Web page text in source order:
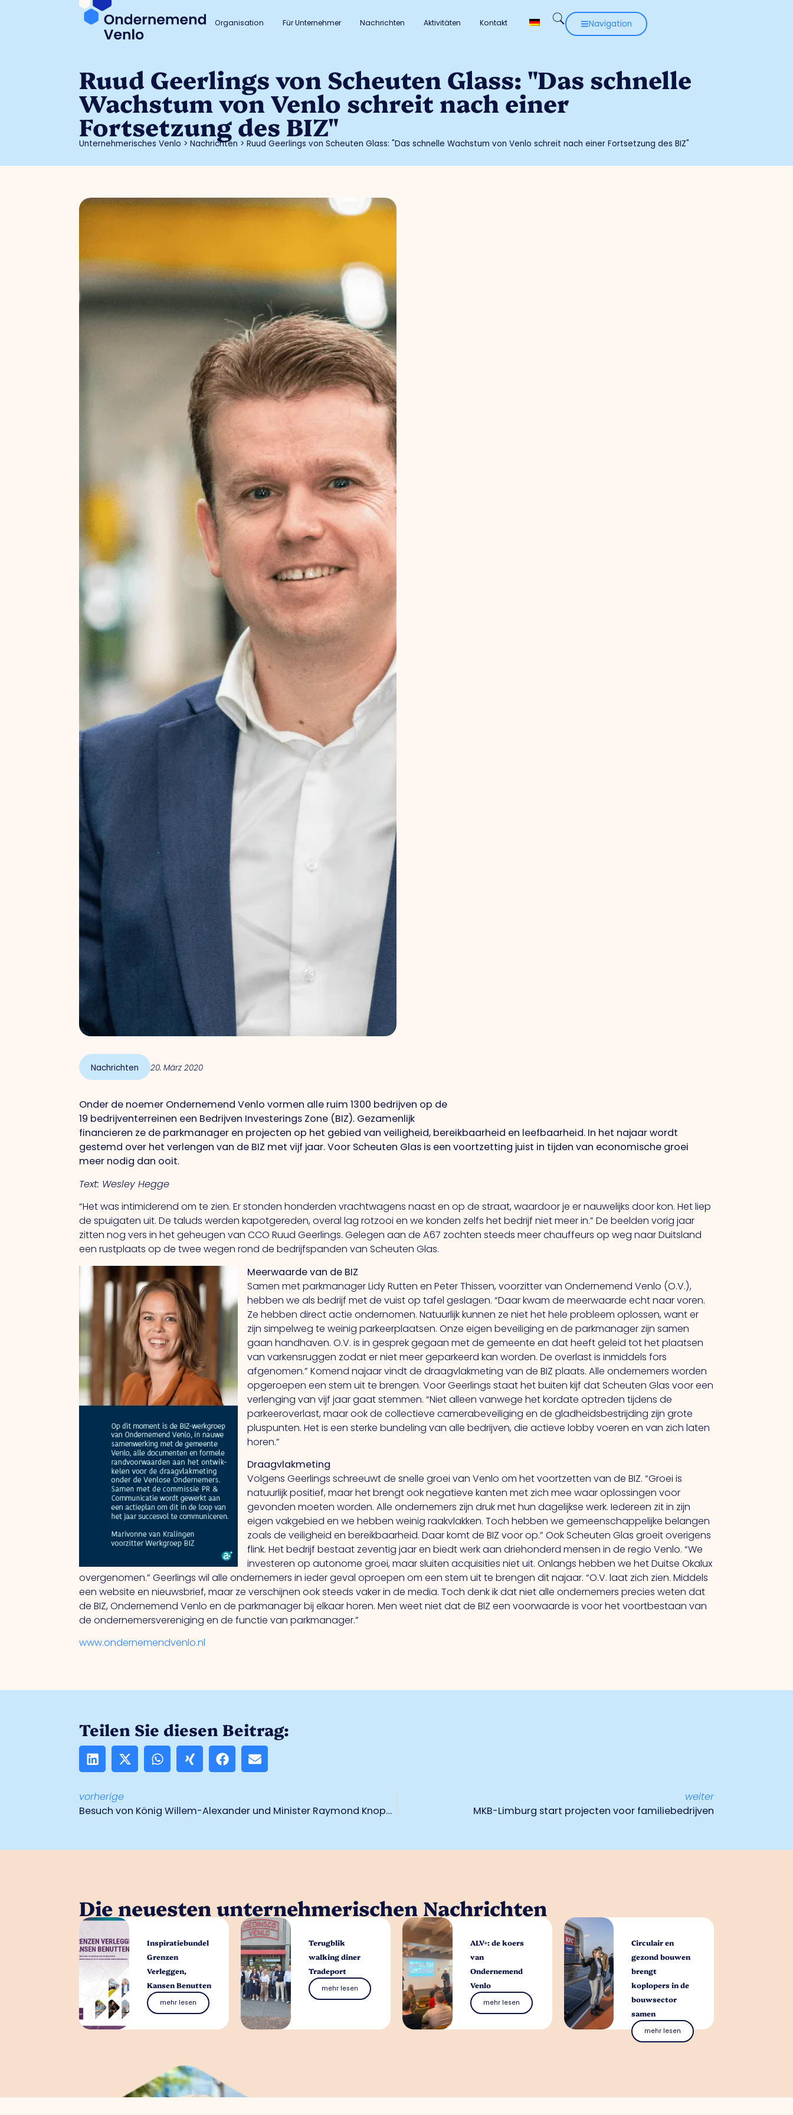
Organisation Für Unternehmer Nachrichten Aktivitäten Kontakt Navigation
Ruud Geerlings von Scheuten Glass: "Das schnelle
Wachstum von Venlo schreit nach einer
Fortsetzung des BIZ"
Unternehmerisches Venlo >Nachrichten >Ruud Geerlings von Scheuten Glass: "Das schnelle Wachstum von Venlo schreit nach einer Fortsetzung des BIZ"
Nachrichten 20. März 2020
Onder de noemer Ondernemend Venlo vormen alle ruim 1300 bedrijven op de
19 bedrijventerreinen een Bedrijven Investerings Zone (BIZ). Gezamenlijk
financieren ze de parkmanager en projecten op het gebied van veiligheid, bereikbaarheid en leefbaarheid. In het najaar wordt
gestemd over het verlengen van de BIZ met vijf jaar. Voor Scheuten Glas is een voortzetting juist in tijden van economische groei
meer nodig dan ooit.
Text: Wesley Hegge
“Het was intimiderend om te zien. Er stonden honderden vrachtwagens naast en op de straat, waardoor je er nauwelijks door kon. Het liep
de spuigaten uit. De taluds werden kapotgereden, overal lag rotzooi en we konden zelfs het bedrijf niet meer in.” De beelden vorig jaar
zitten nog vers in het geheugen van CCO Ruud Geerlings. Gelegen aan de A67 zochten steeds meer chauffeurs op weg naar Duitsland
een rustplaats op de twee wegen rond de bedrijfspanden van Scheuten Glas.
Meerwaarde van de BIZ
Samen met parkmanager Lidy Rutten en Peter Thissen, voorzitter van Ondernemend Venlo (O.V.),
hebben we als bedrijf met de vuist op tafel geslagen. “Daar kwam de meerwaarde echt naar voren.
Ze hebben direct actie ondernomen. Natuurlijk kunnen ze niet het hele probleem oplossen, want er
zijn simpelweg te weinig parkeerplaatsen. Onze eigen beveiliging en de parkmanager zijn samen
gaan handhaven. O.V. is in gesprek gegaan met de gemeente en dat heeft geleid tot het plaatsen
van varkensruggen zodat er niet meer geparkeerd kan worden. De overlast is inmiddels fors
afgenomen.” Komend najaar vindt de draagvlakmeting van de BIZ plaats. Alle ondernemers worden
opgeroepen een stem uit te brengen. Voor Geerlings staat het buiten kijf dat Scheuten Glas voor een
verlenging van vijf jaar gaat stemmen. “Niet alleen vanwege het kordate optreden tijdens de
parkeeroverlast, maar ook de collectieve camerabeveiliging en de gladheidsbestrijding zijn grote
pluspunten. Het is een sterke bundeling van alle bedrijven, die actieve lobby voeren en van zich laten
horen.”
Draagvlakmeting
Volgens Geerlings schreeuwt de snelle groei van Venlo om het voortzetten van de BIZ. “Groei is
natuurlijk positief, maar het brengt ook negatieve kanten met zich mee waar oplossingen voor
gevonden moeten worden. Alle ondernemers zijn druk met hun dagelijkse werk. Iedereen zit in zijn
eigen vakgebied en we hebben weinig raakvlakken. Toch hebben we gemeenschappelijke belangen
zoals de veiligheid en bereikbaarheid. Daar komt de BIZ voor op.” Ook Scheuten Glas groeit overigens
flink. Het bedrijf bestaat zeventig jaar en biedt werk aan driehonderd mensen in de regio Venlo. “We
investeren op autonome groei, maar sluiten acquisities niet uit. Onlangs hebben we het Duitse Okalux
overgenomen.” Geerlings wil alle ondernemers in ieder geval oproepen om een stem uit te brengen dit najaar. “O.V. laat zich zien. Middels
een website en nieuwsbrief, maar ze verschijnen ook steeds vaker in de media. Toch denk ik dat niet alle ondernemers precies weten dat
de BIZ, Ondernemend Venlo en de parkmanager bij elkaar horen. Men weet niet dat de BIZ een voorwaarde is voor het voortbestaan van
de ondernemersvereniging en de functie van parkmanager.”
www.ondernemendvenlo.nl
Teilen Sie diesen Beitrag:
vorherige
Besuch von König Willem-Alexander und Minister Raymond Knops in Fontys
weiter
MKB-Limburg start projecten voor familiebedrijven
Die neuesten unternehmerischen Nachrichten
Inspiratiebundel
Grenzen
Verleggen,
Kansen Benutten
mehr lesen
Terugblik
walking diner
Tradeport
mehr lesen
ALV+: de koers
van
Ondernemend
Venlo
mehr lesen
Circulair en
gezond bouwen
brengt
koplopers in de
bouwsector
samen
mehr lesen